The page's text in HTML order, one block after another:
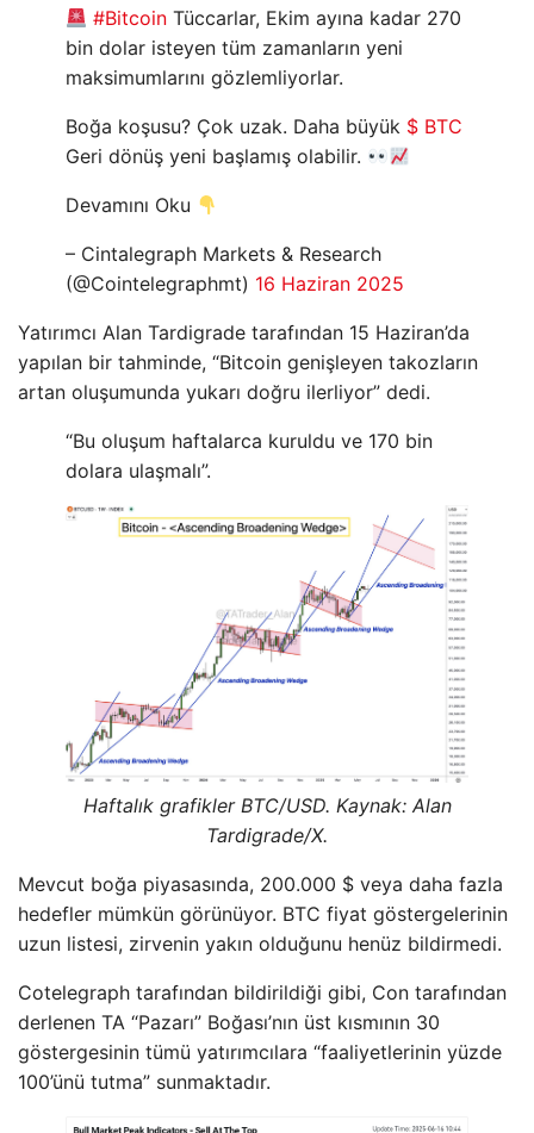
#Bitcoin Tüccarlar, Ekim ayına kadar 270
bin dolar isteyen tüm zamanların yeni
maksimumlarını gözlemliyorlar.
Boğa koşusu? Çok uzak. Daha büyük $ BTC
Geri dönüş yeni başlamış olabilir.
Devamını Oku
– Cintalegraph Markets & Research
(@Cointelegraphmt) 16 Haziran 2025
Yatırımcı Alan Tardigrade tarafından 15 Haziran’da
yapılan bir tahminde, “Bitcoin genişleyen takozların
artan oluşumunda yukarı doğru ilerliyor” dedi.
“Bu oluşum haftalarca kuruldu ve 170 bin
dolara ulaşmalı”.
Haftalık grafikler BTC/USD. Kaynak: Alan
Tardigrade/X.
Mevcut boğa piyasasında, 200.000 $ veya daha fazla
hedefler mümkün görünüyor. BTC fiyat göstergelerinin
uzun listesi, zirvenin yakın olduğunu henüz bildirmedi.
Cotelegraph tarafından bildirildiği gibi, Con tarafından
derlenen TA “Pazarı” Boğası’nın üst kısmının 30
göstergesinin tümü yatırımcılara “faaliyetlerinin yüzde
100’ünü tutma” sunmaktadır.